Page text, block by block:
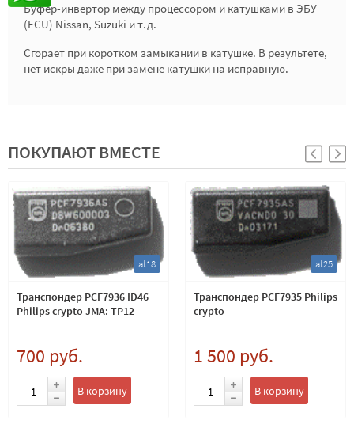
Буфер-инвертор между процессором и катушками в ЭБУ
(ECU) Nissan, Suzuki и т.д.
Сгорает при коротком замыкании в катушке. В результете,
нет искры даже при замене катушки на исправную.
ПОКУПАЮТ ВМЕСТЕ
at18
Транспондер PCF7936 ID46
Philips crypto JMA: TP12
700 руб.
В корзину
at25
Транспондер PCF7935 Philips
crypto
1 500 руб.
В корзину